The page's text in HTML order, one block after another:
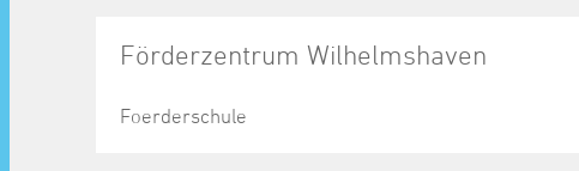
Förderzentrum Wilhelmshaven
Foerderschule